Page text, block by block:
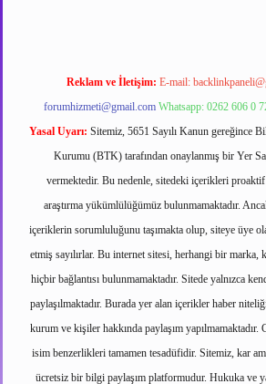
Reklam ve İletişim: E-mail:
forumhizmeti@gmail.com Whatsapp: 0262 606 0
Yasal Uyarı: Sitemiz, 5651 Sayılı Kanun gereğince
Kurumu (BTK) tarafından onaylanmış bir Yer
vermektedir. Bu nedenle, sitedeki içerikleri
araştırma yükümlülüğümüz bulunmamaktadır.
içeriklerin sorumluluğunu taşımakta olup, siteye üye
etmiş sayılırlar. Bu internet sitesi, herhangi bir marka,
hiçbir bağlantısı bulunmamaktadır. Sitede yalnızca
paylaşılmaktadır. Burada yer alan içerikler haber
kurum ve kişiler hakkında paylaşım
isim benzerlikleri tamamen tesadüfidir. Sitemiz, kar
ücretsiz bir bilgi paylaşım platformudur. Hukuka ve